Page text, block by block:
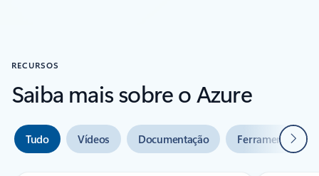
RECURSOS
Saiba mais sobre o Azure
Tudo Vídeos Documentação Ferramentas